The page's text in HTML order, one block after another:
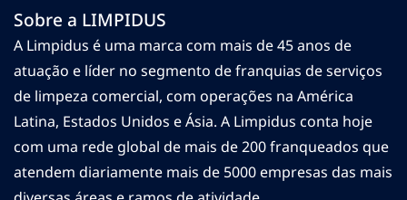
Sobre a LIMPIDUS
A Limpidus é uma marca com mais de 45 anos de
atuação e líder no segmento de franquias de serviços
de limpeza comercial, com operações na América
Latina, Estados Unidos e Ásia. A Limpidus conta hoje
com uma rede global de mais de 200 franqueados que
atendem diariamente mais de 5000 empresas das mais